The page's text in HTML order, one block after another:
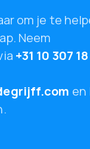
om je te
Neem
+31 10 307
en